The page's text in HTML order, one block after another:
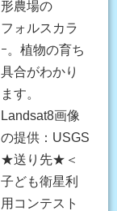
形農場の
フォルスカラ
ｰ。植物の育ち
具合がわかり
ます。
Landsat8画像
の提供：USGS
★送り先★＜
子ども衛星利
用コンテスト